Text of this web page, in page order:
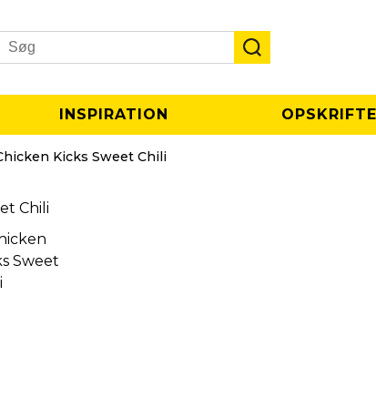
Search
INSPIRATION
Kicks Sweet Chili